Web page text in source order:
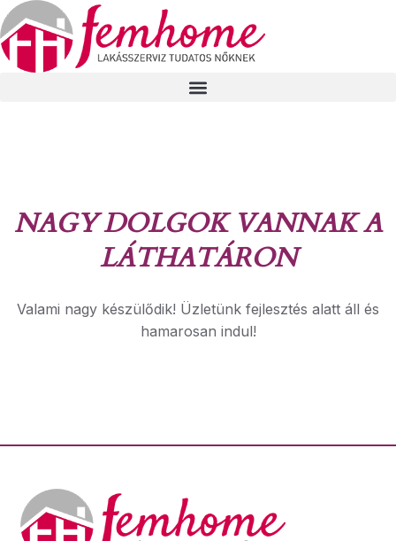
NAGY DOLGOK VANNAK A
LÁTHATÁRON
Valami nagy készülődik! Üzletünk fejlesztés alatt áll és
hamarosan indul!